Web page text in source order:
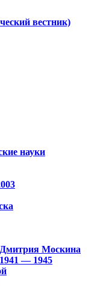
вестник)
науки
Дмитрия Москина
— 1945